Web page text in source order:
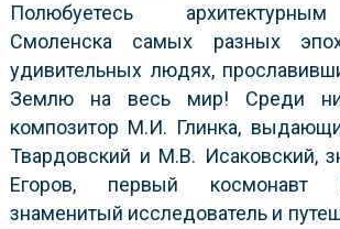
Полюбуетесь
Смоленска самых разных
удивительных людях,
Землю на весь мир! Среди
композитор М.И. Глинка,
Твардовский и М.В. Исаковский,
Егоров, первый космонавт
знаменитый исследователь и